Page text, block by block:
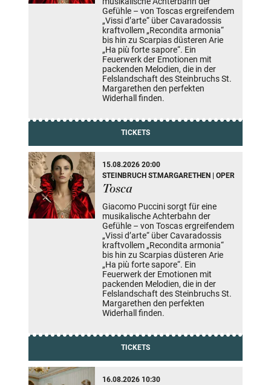
Gefühle – von Toscas ergreifendem
„Vissi d’arte“ über Cavaradossis
kraftvollem „Recondita armonia“
bis hin zu Scarpias düsteren Arie
„Ha più forte sapore“. Ein
Feuerwerk der Emotionen mit
packenden Melodien, die in der
Felslandschaft des Steinbruchs St.
Margarethen den perfekten
Widerhall finden.
TICKETS
15.08.2026 20:00
STEINBRUCH ST.MARGARETHEN | OPER
Tosca
Giacomo Puccini sorgt für eine
musikalische Achterbahn der
Gefühle – von Toscas ergreifendem
„Vissi d’arte“ über Cavaradossis
kraftvollem „Recondita armonia“
bis hin zu Scarpias düsteren Arie
„Ha più forte sapore“. Ein
Feuerwerk der Emotionen mit
packenden Melodien, die in der
Felslandschaft des Steinbruchs St.
Margarethen den perfekten
Widerhall finden.
TICKETS
16.08.2026 10:30